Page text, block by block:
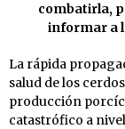
combatirla,
informar a
La rápida
salud de los
producción
catastrófico a